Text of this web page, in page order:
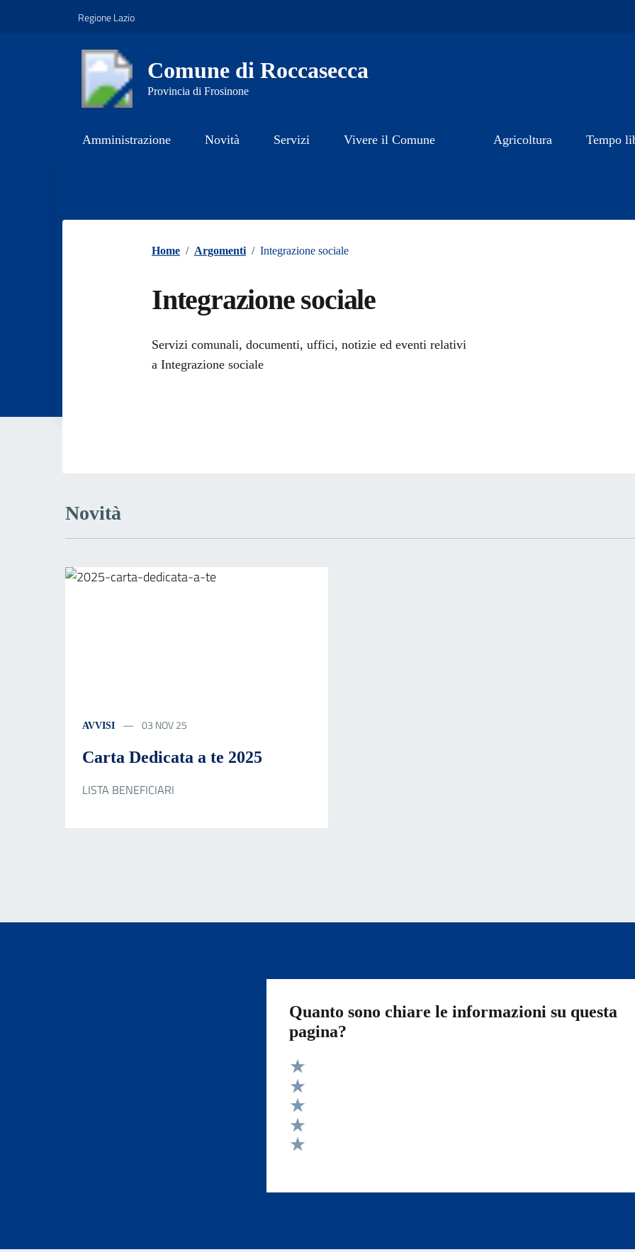
Regione Lazio
Comune di Roccasecca
Provincia di Frosinone
Amministrazione Novità Servizi Vivere il Comune Agricoltura Tempo
Home / Argomenti / Integrazione sociale
Integrazione sociale
Dettagli dell'argomento
Servizi comunali, documenti, uffici, notizie ed eventi relativi
a Integrazione sociale
Novità
AVVISI 03 NOV 25
Carta Dedicata a te 2025
LISTA BENEFICIARI
Quanto sono chiare le informazioni su questa
pagina?
Valuta 5 stelle su 5
Valuta 4 stelle su 5
Valuta 3 stelle su 5
Valuta 2 stelle su 5